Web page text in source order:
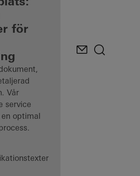
för
Vår
service
optimal